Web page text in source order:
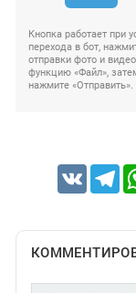
Кнопка работает при
перехода в бот,
отправки фото и
функцию «Файл»,
нажмите «Отправить».
VK